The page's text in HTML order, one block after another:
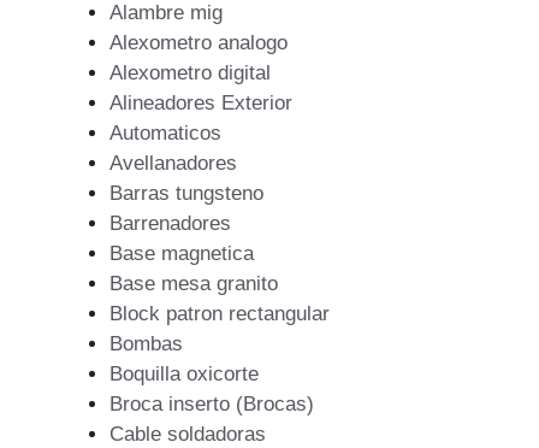
Alambre mig
Alexometro analogo
Alexometro digital
Alineadores Exterior
Automaticos
Avellanadores
Barras tungsteno
Barrenadores
Base magnetica
Base mesa granito
Block patron rectangular
Bombas
Boquilla oxicorte
Broca inserto (Brocas)
Cable soldadoras